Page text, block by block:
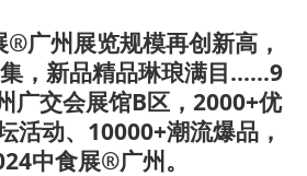
广州展览规模再创新高，
，新品精品琳琅满目……9
广交会展馆B区，2000+优
活动、10000+潮流爆品，
中食展®广州。